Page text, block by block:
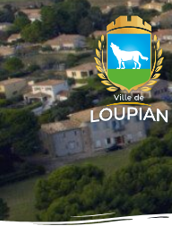
Aller
au
contenu